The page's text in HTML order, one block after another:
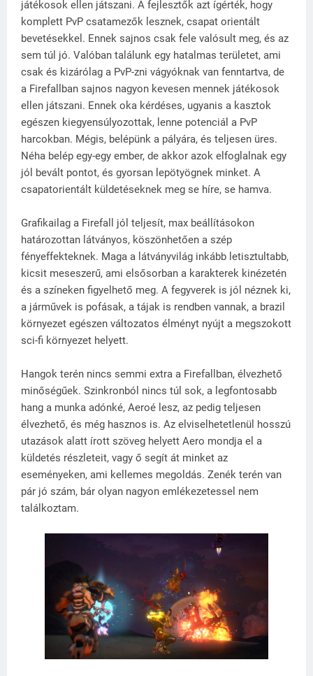
játékosok ellen játszani. A fejlesztők azt ígérték, hogy
komplett PvP csatamezők lesznek, csapat orientált
bevetésekkel. Ennek sajnos csak fele valósult meg, és az
sem túl jó. Valóban találunk egy hatalmas területet, ami
csak és kizárólag a PvP-zni vágyóknak van fenntartva, de
a Firefallban sajnos nagyon kevesen mennek játékosok
ellen játszani. Ennek oka kérdéses, ugyanis a kasztok
egészen kiegyensúlyozottak, lenne potenciál a PvP
harcokban. Mégis, belépünk a pályára, és teljesen üres.
Néha belép egy-egy ember, de akkor azok elfoglalnak egy
jól bevált pontot, és gyorsan lepötyögnek minket. A
csapatorientált küldetéseknek meg se híre, se hamva.
Grafikailag a Firefall jól teljesít, max beállításokon
határozottan látványos, köszönhetően a szép
fényeffekteknek. Maga a látványvilág inkább letisztultabb,
kicsit meseszerű, ami elsősorban a karakterek kinézetén
és a színeken figyelhető meg. A fegyverek is jól néznek ki,
a járművek is pofásak, a tájak is rendben vannak, a brazil
környezet egészen változatos élményt nyújt a megszokott
sci-fi környezet helyett.
Hangok terén nincs semmi extra a Firefallban, élvezhető
minőségűek. Szinkronból nincs túl sok, a legfontosabb
hang a munka adónké, Aeroé lesz, az pedig teljesen
élvezhető, és még hasznos is. Az elviselhetetlenül hosszú
utazások alatt írott szöveg helyett Aero mondja el a
küldetés részleteit, vagy ő segít át minket az
eseményeken, ami kellemes megoldás. Zenék terén van
pár jó szám, bár olyan nagyon emlékezetessel nem
találkoztam.